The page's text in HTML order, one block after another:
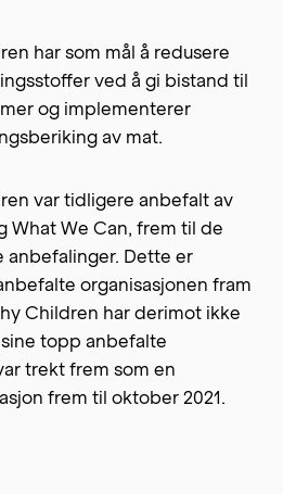
har som mål å redusere
ved å gi bistand til
og implementerer
av mat.
var tidligere anbefalt av
What We Can, frem til de
anbefalinger. Dette er
organisasjonen fram
Children har derimot ikke
topp anbefalte
trekt frem som en
frem til oktober 2021.